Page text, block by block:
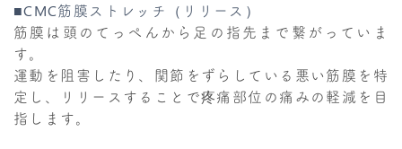
■CMC筋膜ストレッチ（リリース）
筋膜は頭のてっぺんから足の指先まで繋がっていま
す。
運動を阻害したり、関節をずらしている悪い筋膜を特
定し、リリースすることで疼痛部位の痛みの軽減を目
指します。